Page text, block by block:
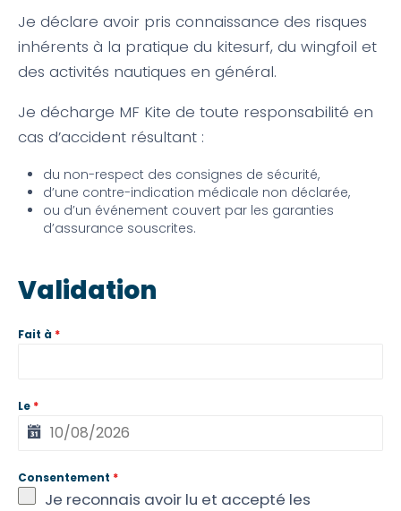
Je déclare avoir pris connaissance des risques
inhérents à la pratique du kitesurf, du wingfoil et
des activités nautiques en général.
Je décharge MF Kite de toute responsabilité en
cas d’accident résultant :
du non-respect des consignes de sécurité,
d’une contre-indication médicale non déclarée,
ou d’un événement couvert par les garanties
d’assurance souscrites.
Validation
Fait à *
Le *
Consentement *
Je reconnais avoir lu et accepté les